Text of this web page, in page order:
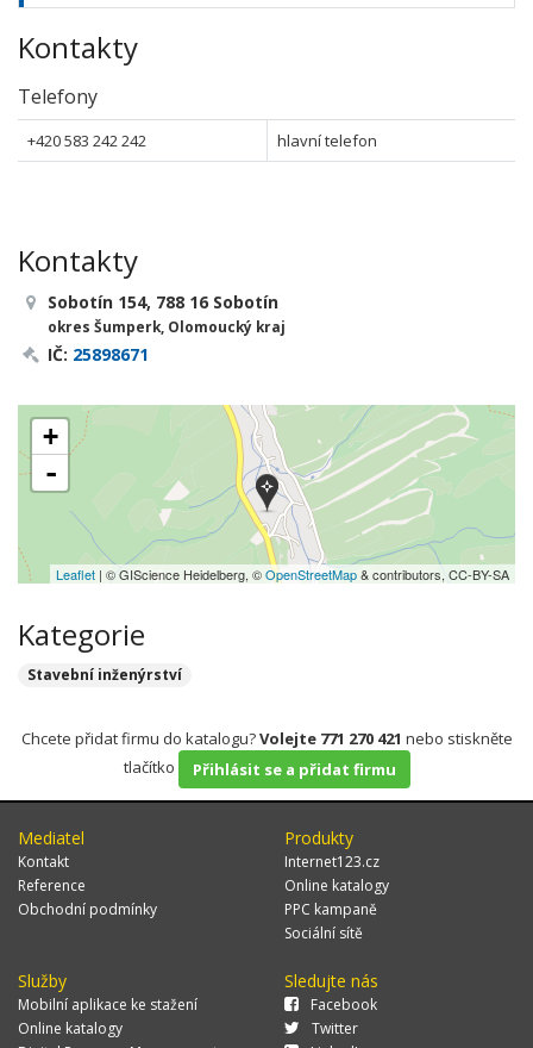
Kontakty
Telefony
+420 583 242 242 hlavní telefon
Kontakty
Sobotín 154, 788 16 Sobotín
okres Šumperk, Olomoucký kraj
IČ: 25898671
+
-
Leaflet | © GIScience Heidelberg, ©OpenStreetMap& contributors, CC-BY-SA
Kategorie
Stavební inženýrství
Chcete přidat firmu do katalogu?Volejte 771 270 421 nebo stiskněte
tlačítko
Přihlásit se a přidat firmu
Mediatel
Kontakt
Reference
Obchodní podmínky
Produkty
Internet123.cz
Online katalogy
PPC kampaně
Sociální sítě
Služby
Mobilní aplikace ke stažení
Online katalogy
Sledujte nás
Facebook
Twitter